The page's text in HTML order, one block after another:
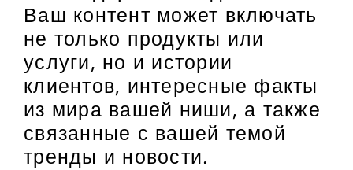
Ваш контент может включать
не только продукты или
услуги, но и истории
клиентов, интересные факты
из мира вашей ниши, а также
связанные с вашей темой
тренды и новости.